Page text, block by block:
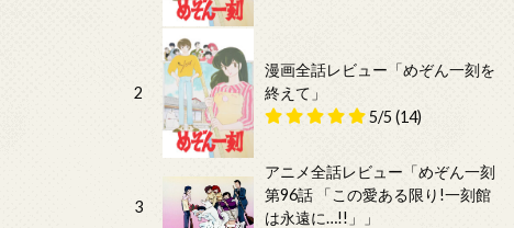
2
漫画全話レビュー「めぞん一刻を
終えて」
5/5 (14)
3
アニメ全話レビュー「めぞん一刻
第96話 「この愛ある限り!一刻館
は永遠に…!!」」